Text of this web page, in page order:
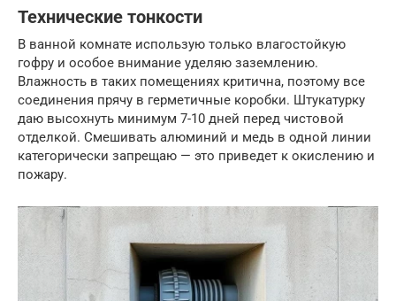
Технические тонкости
В ванной комнате использую только влагостойкую
гофру и особое внимание уделяю заземлению.
Влажность в таких помещениях критична, поэтому все
соединения прячу в герметичные коробки. Штукатурку
даю высохнуть минимум 7-10 дней перед чистовой
отделкой. Смешивать алюминий и медь в одной линии
категорически запрещаю — это приведет к окислению и
пожару.